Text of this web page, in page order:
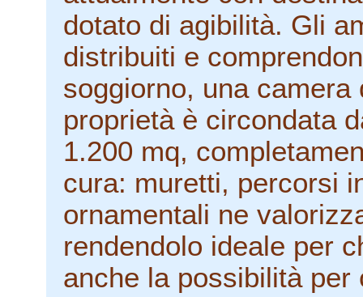
dotato di agibilità. Gli
distribuiti e
soggiorno, una
proprietà è circondata
1.200 mq,
cura: muretti, percorsi
ornamentali ne
rendendolo ideale per
anche la possibilità